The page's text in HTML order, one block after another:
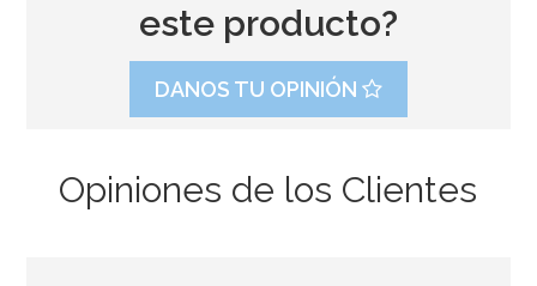
este producto?
DANOS TU OPINIÓN
Opiniones de los Clientes